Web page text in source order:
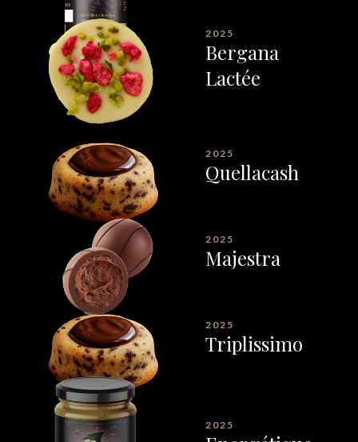
2025
Bergana
Lactée
2025
Quellacash
2025
Majestra
2025
Triplissimo
2025